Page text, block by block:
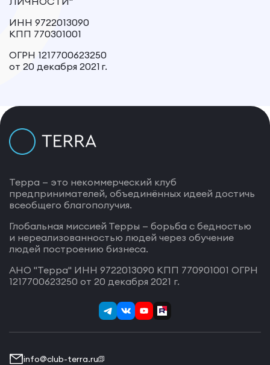
ИНН 9722013090
КПП 770301001
ОГРН 1217700623250
от 20 декабря 2021 г.
Терра — это некоммерческий клуб
предпринимателей, объединённых идеей достичь
всеобщего благополучия.
Глобальная миссией Терры — борьба с бедностью
и нереализованностью людей через обучение
людей построению бизнеса.
АНО "Терра" ИНН 9722013090 КПП 770901001 ОГРН
1217700623250 от 20 декабря 2021 г.
info@club-terra.ru